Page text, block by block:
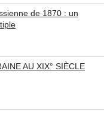
de 1870 : un
AU XIX° SIÈCLE